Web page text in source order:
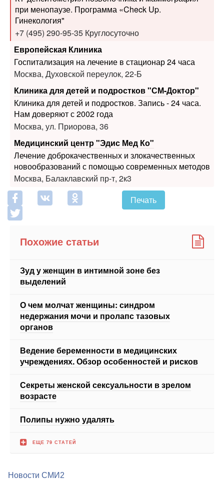
+7 (495) 290-95-35 Круглосуточно
Европейская Клиника
Госпитализация на лечение в стационар 24 часа
Москва, Духовской переулок, 22-Б
Клиника для детей и подростков "СМ-Доктор"
Клиника для детей и подростков. Запись - 24 часа.
Нам доверяют с 2002 года
Москва, ул. Приорова, 36
Медицинский центр "Эдис Мед Ко"
Лечение доброкачественных и злокачественных
Москва, Балаклавский пр-т, 2к3
Печать
Похожие статьи
Зуд у женщин в интимной зоне без
О чем молчат женщины: синдром
недержания мочи и пролапс тазовых
Ведение беременности в медицинских
учреждениях. Обзор особенностей и рисков
Секреты женской сексуальности в зрелом
возрасте
Полипы нужно удалять
Новости СМИ2